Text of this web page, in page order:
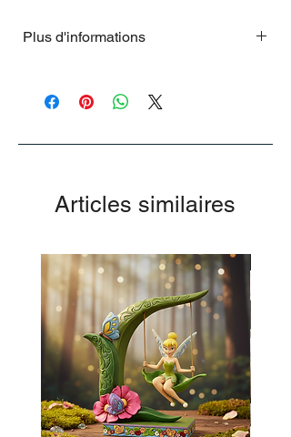
Plus d'informations
Articles similaires